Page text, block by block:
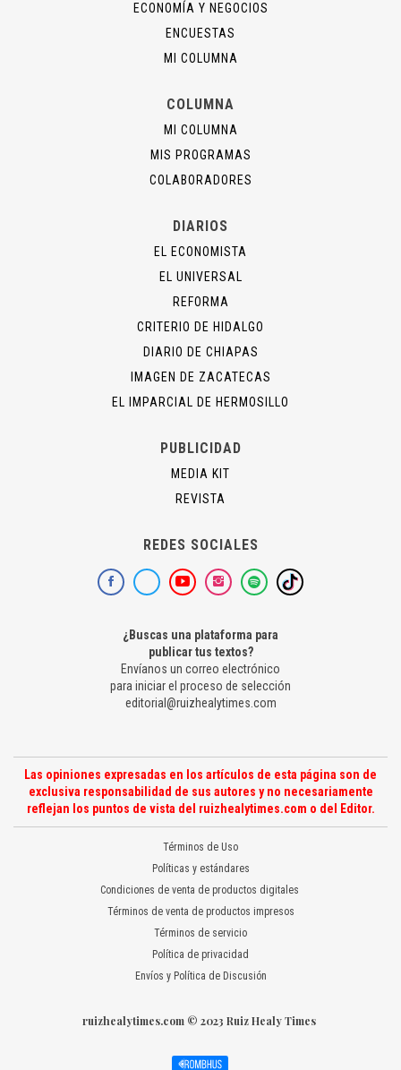
ECONOMÍA Y NEGOCIOS
ENCUESTAS
MI COLUMNA
COLUMNA
MI COLUMNA
MIS PROGRAMAS
COLABORADORES
DIARIOS
EL ECONOMISTA
EL UNIVERSAL
REFORMA
CRITERIO DE HIDALGO
DIARIO DE CHIAPAS
IMAGEN DE ZACATECAS
EL IMPARCIAL DE HERMOSILLO
PUBLICIDAD
MEDIA KIT
REVISTA
REDES SOCIALES
¿Buscas una plataforma para
publicar tus textos?
Envíanos un correo electrónico
para iniciar el proceso de selección
editorial@ruizhealytimes.com
Las opiniones expresadas en los artículos de esta página son de
exclusiva responsabilidad de sus autores y no necesariamente
reflejan los puntos de vista del ruizhealytimes.com o del Editor.
Términos de Uso
Políticas y estándares
Condiciones de venta de productos digitales
Términos de venta de productos impresos
Términos de servicio
Política de privacidad
Envíos y Política de Discusión
ruizhealytimes.com © 2023 Ruiz Healy Times